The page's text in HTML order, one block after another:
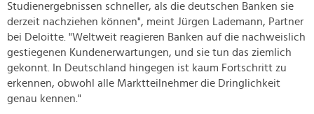
Studienergebnissen schneller, als die deutschen Banken sie
derzeit nachziehen können", meint Jürgen Lademann, Partner
bei Deloitte. "Weltweit reagieren Banken auf die nachweislich
gestiegenen Kundenerwartungen, und sie tun das ziemlich
gekonnt. In Deutschland hingegen ist kaum Fortschritt zu
erkennen, obwohl alle Marktteilnehmer die Dringlichkeit
genau kennen."